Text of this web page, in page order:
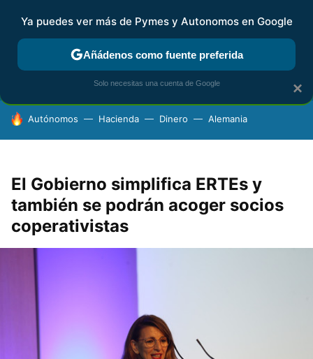
FISCALIDAD Y CONTABILIDAD KIT DIGITAL RENTA
HOY SE HABLA DE
Autónomos Hacienda Dinero Alemania
El Gobierno simplifica ERTEs y
también se podrán acoger socios
coperativistas
×
Ya puedes ver más de Pymes y Autonomos en Google
Añádenos como fuente preferida
Solo necesitas una cuenta de Google